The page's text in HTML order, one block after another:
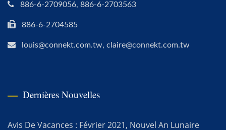
886-6-2709056, 886-6-2703563
886-6-2704585
louis@connekt.com.tw, claire@connekt.com.tw
Dernières Nouvelles
Avis De Vacances : Février 2021, Nouvel An Lunaire